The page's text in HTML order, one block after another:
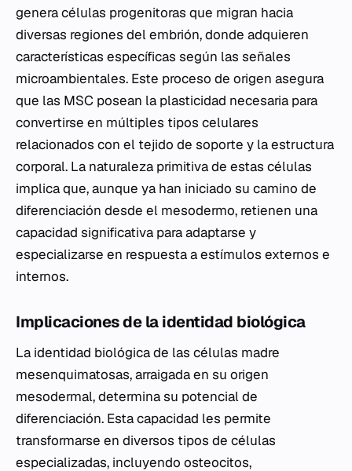
genera células progenitoras que migran hacia
diversas regiones del embrión, donde adquieren
características específicas según las señales
microambientales. Este proceso de origen asegura
que las MSC posean la plasticidad necesaria para
convertirse en múltiples tipos celulares
relacionados con el tejido de soporte y la estructura
corporal. La naturaleza primitiva de estas células
implica que, aunque ya han iniciado su camino de
diferenciación desde el mesodermo, retienen una
capacidad significativa para adaptarse y
especializarse en respuesta a estímulos externos e
internos.
Implicaciones de la identidad biológica
La identidad biológica de las células madre
mesenquimatosas, arraigada en su origen
mesodermal, determina su potencial de
diferenciación. Esta capacidad les permite
transformarse en diversos tipos de células
especializadas, incluyendo osteocitos,